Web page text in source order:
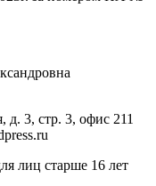
д. 3, стр. 3, офис 211
лиц старше 16 лет